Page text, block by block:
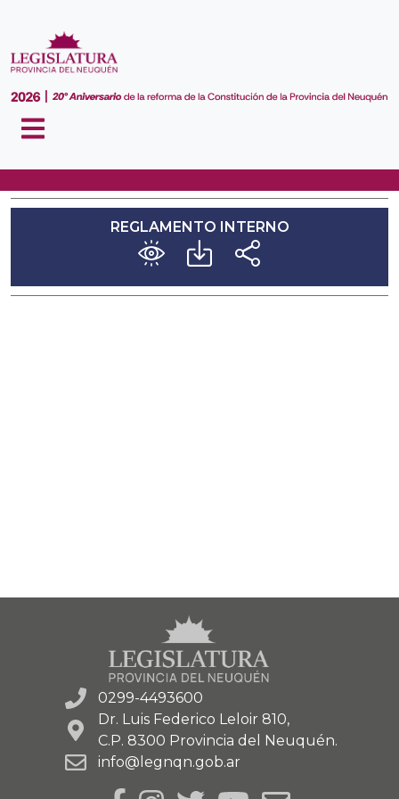
REGLAMENTO INTERNO
0299-4493600
Dr. Luis Federico Leloir 810,
C.P. 8300 Provincia del Neuquén.
info@legnqn.gob.ar